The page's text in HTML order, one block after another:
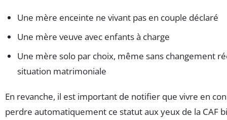
Une mère enceinte ne vivant pas en couple déclaré
Une mère veuve avec enfants à charge
Une mère solo par choix, même sans changement
situation matrimoniale
En revanche, il est important de notifier que vivre en
perdre automatiquement ce statut aux yeux de la CAF